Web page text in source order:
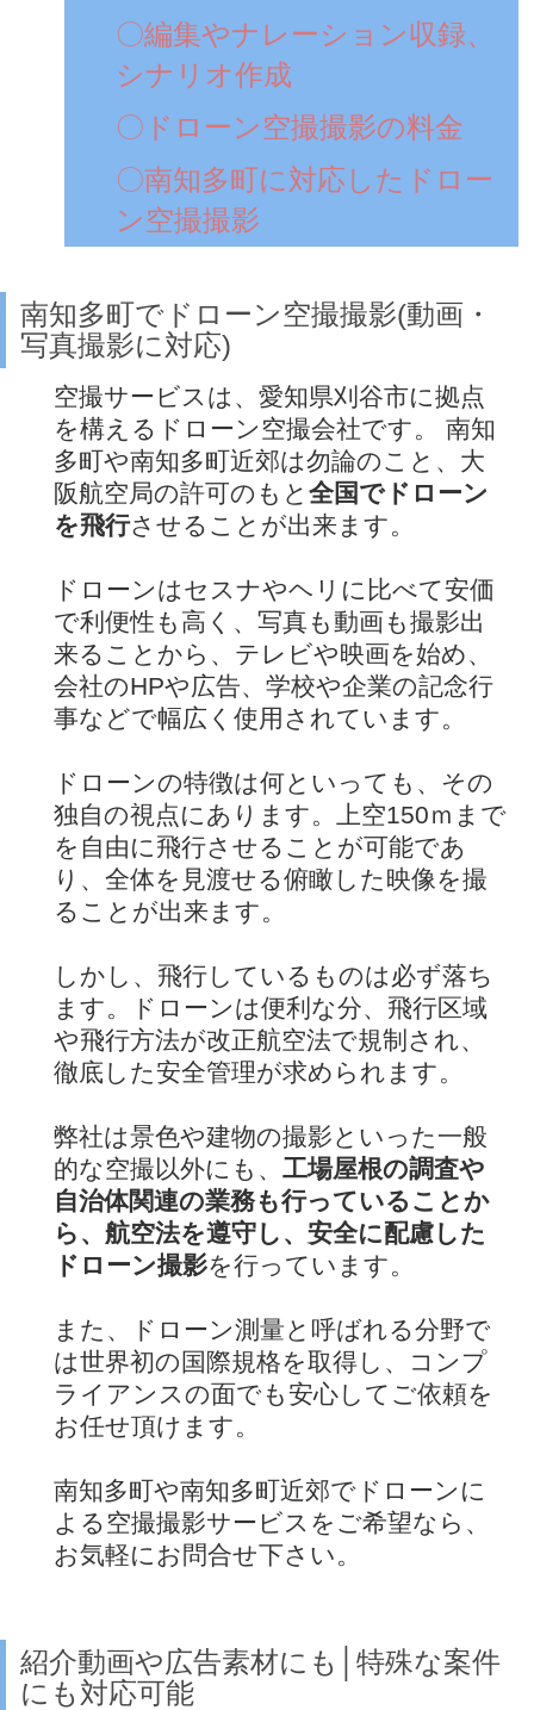
〇編集やナレーション収録、
シナリオ作成
〇ドローン空撮撮影の料金
〇南知多町に対応したドロー
ン空撮撮影
南知多町でドローン空撮撮影(動画・
写真撮影に対応)
空撮サービスは、愛知県刈谷市に拠点
を構えるドローン空撮会社です。 南知
多町や南知多町近郊は勿論のこと、大
阪航空局の許可のもと 全国でドローン
を飛行させることが出来ます。
ドローンはセスナやヘリに比べて安価
で利便性も高く、写真も動画も撮影出
来ることから、テレビや映画を始め、
会社のHPや広告、学校や企業の記念行
事などで幅広く使用されています。
ドローンの特徴は何といっても、その
独自の視点にあります。上空150ｍまで
を自由に飛行させることが可能であ
り、全体を見渡せる俯瞰した映像を撮
ることが出来ます。
しかし、飛行しているものは必ず落ち
ます。ドローンは便利な分、飛行区域
や飛行方法が改正航空法で規制され、
徹底した安全管理が求められます。
弊社は景色や建物の撮影といった一般
的な空撮以外にも、 工場屋根の調査や
自治体関連の業務も行っていることか
ら、航空法を遵守し、安全に配慮した
ドローン撮影を行っています。
また、ドローン測量と呼ばれる分野で
は世界初の国際規格を取得し、コンプ
ライアンスの面でも安心してご依頼を
お任せ頂けます。
南知多町や南知多町近郊でドローンに
よる空撮撮影サービスをご希望なら、
お気軽にお問合せ下さい。
紹介動画や広告素材にも│特殊な案件
にも対応可能